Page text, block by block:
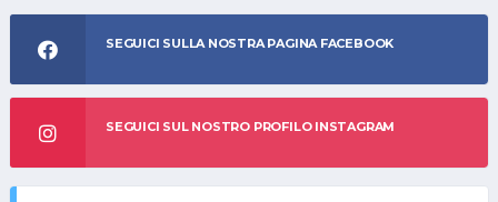
SEGUICI SULLA NOSTRA PAGINA FACEBOOK
SEGUICI SUL NOSTRO PROFILO INSTAGRAM